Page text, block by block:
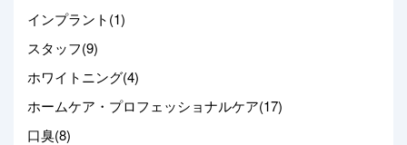
インプラント(1)
スタッフ(9)
ホワイトニング(4)
ホームケア・プロフェッショナルケア(17)
口臭(8)